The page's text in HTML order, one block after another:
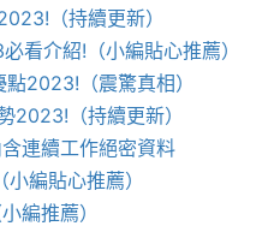
（持續更新）
看介紹!（小編貼心推薦）
2023!（震驚真相）
2023!（持續更新）
連續工作絕密資料
編貼心推薦）
編推薦）